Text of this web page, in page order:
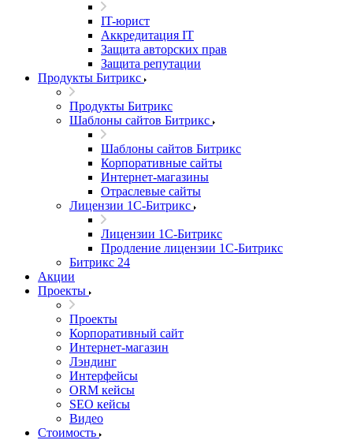
IT-юрист
Аккредитация IT
Защита авторских прав
Защита репутации
Продукты Битрикс
Продукты Битрикс
Шаблоны сайтов Битрикс
Шаблоны сайтов Битрикс
Корпоративные сайты
Интернет-магазины
Отраслевые сайты
Лицензии 1С-Битрикс
Лицензии 1С-Битрикс
Продление лицензии 1С-Битрикс
Битрикс 24
Акции
Проекты
Проекты
Корпоративный сайт
Интернет-магазин
Лэндинг
Интерфейсы
ORM кейсы
SEO кейсы
Видео
Стоимость